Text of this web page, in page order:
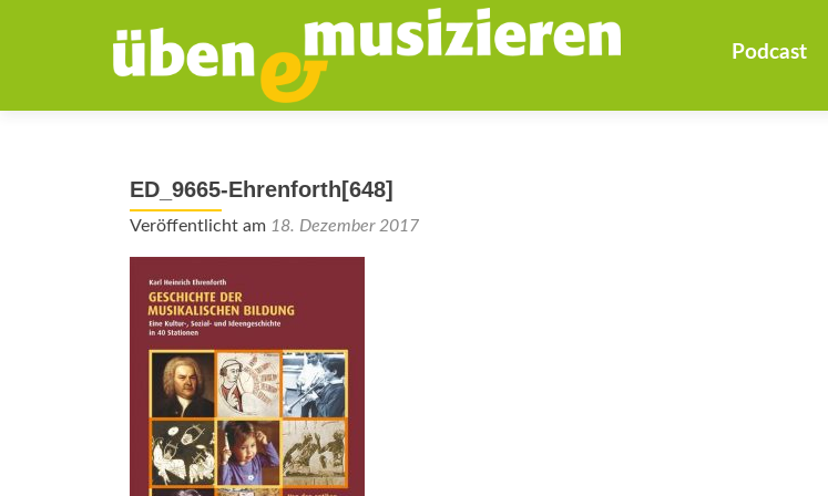
Podcast
ED_9665-Ehrenforth[648]
Veröffentlicht am 18. Dezember 2017